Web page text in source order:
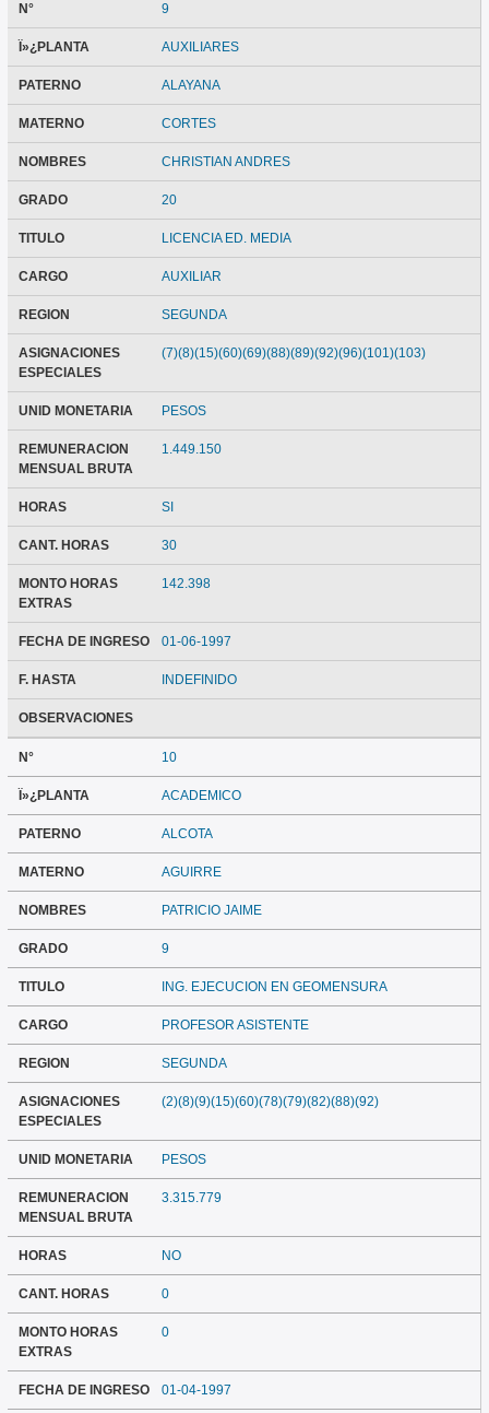
N° 9
Ï»¿PLANTA AUXILIARES
PATERNO ALAYANA
MATERNO CORTES
NOMBRES CHRISTIAN ANDRES
GRADO 20
TITULO LICENCIA ED. MEDIA
CARGO AUXILIAR
REGION SEGUNDA
ASIGNACIONES
ESPECIALES
(7)(8)(15)(60)(69)(88)(89)(92)(96)(101)(103)
UNID MONETARIA PESOS
REMUNERACION
MENSUAL BRUTA
1.449.150
HORAS SI
CANT. HORAS 30
MONTO HORAS
EXTRAS
142.398
FECHA DE INGRESO 01-06-1997
F. HASTA INDEFINIDO
OBSERVACIONES
N° 10
Ï»¿PLANTA ACADEMICO
PATERNO ALCOTA
MATERNO AGUIRRE
NOMBRES PATRICIO JAIME
GRADO 9
TITULO ING. EJECUCION EN GEOMENSURA
CARGO PROFESOR ASISTENTE
REGION SEGUNDA
ASIGNACIONES
ESPECIALES
(2)(8)(9)(15)(60)(78)(79)(82)(88)(92)
UNID MONETARIA PESOS
REMUNERACION
MENSUAL BRUTA
3.315.779
HORAS NO
CANT. HORAS 0
MONTO HORAS
EXTRAS
0
FECHA DE INGRESO 01-04-1997